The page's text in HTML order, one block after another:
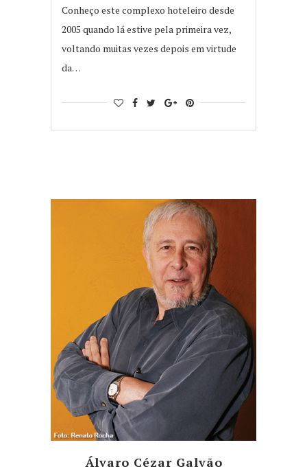
Conheço este complexo hoteleiro desde
2005 quando lá estive pela primeira vez,
voltando muitas vezes depois em virtude
da…
Álvaro Cézar Galvão